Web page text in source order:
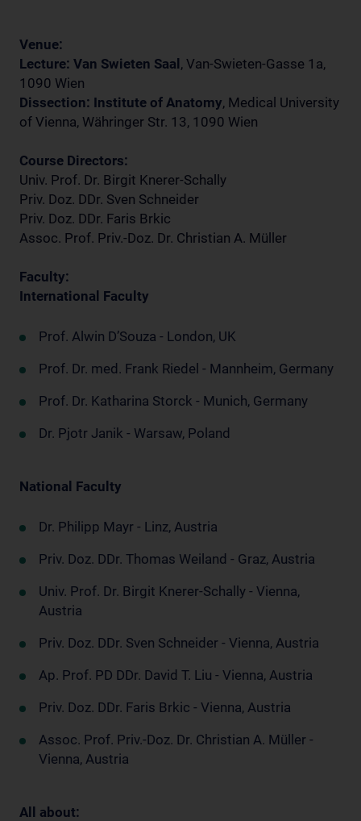
Venue:
Lecture: Van Swieten Saal, Van-Swieten-Gasse 1a,
1090 Wien
Dissection: Institute of Anatomy, Medical University
of Vienna, Währinger Str. 13, 1090 Wien
Course Directors:
Univ. Prof. Dr. Birgit Knerer-Schally
Priv. Doz. DDr. Sven Schneider
Priv. Doz. DDr. Faris Brkic
Assoc. Prof. Priv.-Doz. Dr. Christian A. Müller
Faculty:
International Faculty
Prof. Alwin D’Souza - London, UK
Prof. Dr. med. Frank Riedel - Mannheim, Germany
Prof. Dr. Katharina Storck - Munich, Germany
Dr. Pjotr Janik - Warsaw, Poland
National Faculty
Dr. Philipp Mayr - Linz, Austria
Priv. Doz. DDr. Thomas Weiland - Graz, Austria
Univ. Prof. Dr. Birgit Knerer-Schally - Vienna,
Austria
Priv. Doz. DDr. Sven Schneider - Vienna, Austria
Ap. Prof. PD DDr. David T. Liu - Vienna, Austria
Priv. Doz. DDr. Faris Brkic - Vienna, Austria
Assoc. Prof. Priv.-Doz. Dr. Christian A. Müller -
Vienna, Austria
All about: